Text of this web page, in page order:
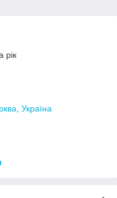
рік
Україна